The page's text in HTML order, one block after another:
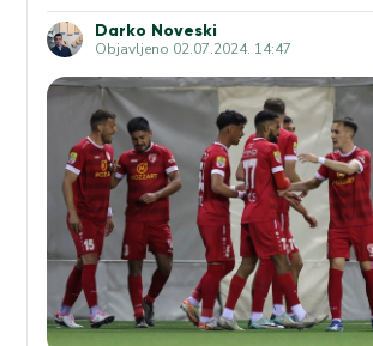
Darko Noveski
Objavljeno 02.07.2024. 14:47